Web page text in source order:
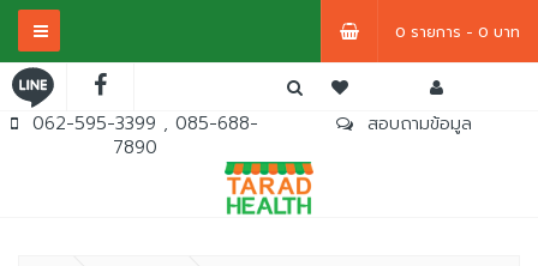
0 รายการ - 0 บาท
062-595-3399 , 085-688-
7890
สอบถามข้อมูล